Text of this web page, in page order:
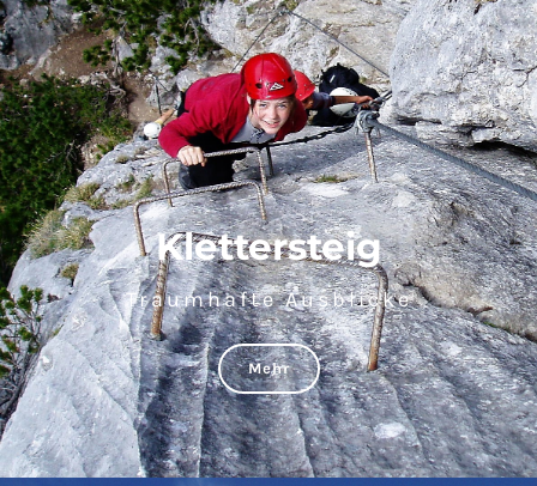
Klettersteig
Traumhafte Ausblicke
Mehr